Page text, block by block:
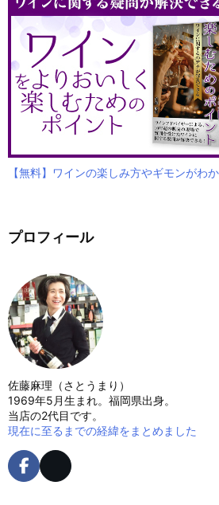
【無料】ワインの楽しみ方やギモンがわか
プロフィール
佐藤麻理（さとうまり）
1969年5月生まれ。福岡県出身。
当店の2代目です。
現在に至るまでの経緯をまとめました